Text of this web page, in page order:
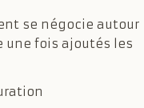
se négocie autour
une fois ajoutés les